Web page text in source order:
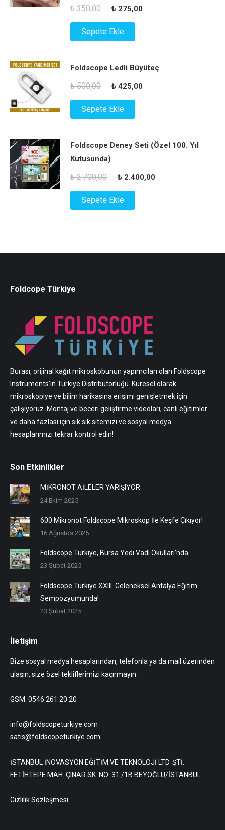
₺350,00
Orijinal
fiyat:
₺ 350,00.
₺ 275,00
Sepete Ekle
Foldscope Ledli Büyüteç
₺500,00
Orijinal
fiyat:
₺ 500,00.
₺ 425,00
Sepete Ekle
Foldscope Deney Seti (Özel 100. Yıl
Kutusunda)
₺2.700,00
Orijinal
fiyat:
₺ 2.700,00.
₺ 2.400,00
Sepete Ekle
Foldcope Türkiye
Burası, orijinal kağıt mikroskobunun yapımcıları olan Foldscope
Instruments'ın Türkiye Distribütörlüğü. Küresel olarak
mikroskopiye ve bilim harikasına erişimi genişletmek için
çalışıyoruz. Montaj ve beceri geliştirme videoları, canlı eğitimler
ve daha fazlası için sık sık sitemizi ve sosyal medya
hesaplarımızı tekrar kontrol edin!
Son Etkinlikler
MİKRONOT AİLELER YARIŞIYOR
24 Ekim 2025
600 Mikronot Foldscope Mikroskop İle Keşfe Çıkıyor!
16 Ağustos 2025
Foldscope Türkiye, Bursa Yedi Vadi Okulları’nda
23 Şubat 2025
Foldscope Türkiye XXIII. Geleneksel Antalya Eğitim
Sempozyumunda!
23 Şubat 2025
İletişim
Bize sosyal medya hesaplarından, telefonla ya da mail üzerinden
ulaşın, size özel tekliflerimizi kaçırmayın:
GSM: 0546 261 20 20
info@foldscopeturkiye.com
satis@foldscopeturkiye.com
İSTANBUL İNOVASYON EĞİTİM VE TEKNOLOJİ LTD. ŞTİ.
FETİHTEPE MAH. ÇINAR SK. NO: 31 /1B BEYOĞLU/İSTANBUL
Gizlilik Sözleşmesi